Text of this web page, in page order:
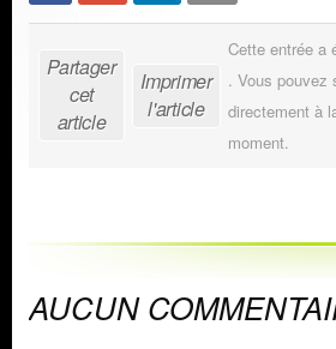
Partager
cet
article
Imprimer
l'article
Cette entrée a
. Vous
directement à
moment.
AUCUN